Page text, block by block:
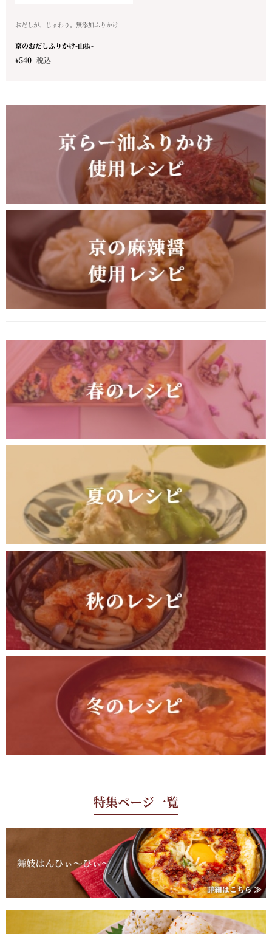
おだしが、じゅわり。無添加ふりかけ
京のおだしふりかけ-山椒-
¥540 税込
特集ページ一覧